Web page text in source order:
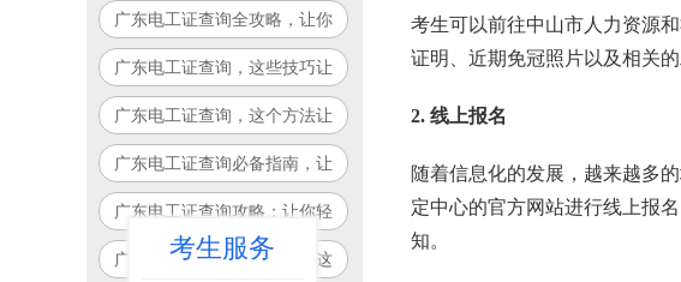
广东电工证查询全攻略，让你
查询更轻松！
广东电工证查询，这些技巧让
你轻松搞定！
广东电工证查询，这个方法让
你告别繁琐流程！
广东电工证查询必备指南，让
你少走弯路！
广东电工证查询攻略：让你轻
松搞定，永不迷路！
广东电工证查询不再麻烦，这
考生可以前往中山市人力资源
证明、近期免冠照片以及相关
2. 线上报名
随着信息化的发展，越来越多
定中心的官方网站进行线上报
知。
考生服务